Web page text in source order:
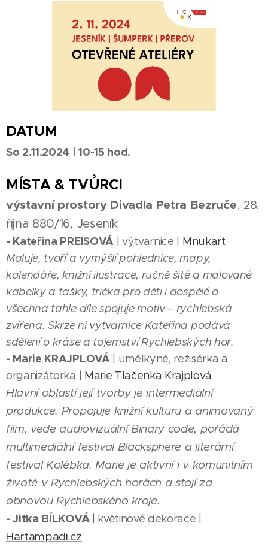
DATUM
So 2.11.2024 | 10-15 hod.
MÍSTA & TVŮRCI
výstavní prostory Divadla Petra Bezruče, 28.
října 880/16, Jeseník
- Kateřina PREISOVÁ | výtvarnice | Mnukart
Maluje, tvoří a vymýšlí pohlednice, mapy,
kalendáře, knižní ilustrace, ručně šité a malované
kabelky a tašky, trička pro děti i dospělé a
všechna tahle díle spojuje motiv – rychlebská
zvířena. Skrze ni výtvarnice Kateřina podává
sdělení o kráse a tajemství Rychlebských hor.
- Marie KRAJPLOVÁ | umělkyně, režisérka a
organizátorka | Marie Tlačenka Krajplová
Hlavní oblastí její tvorby je intermediální
produkce. Propojuje knižní kulturu a animovaný
film, vede audiovizuální Binary code, pořádá
multimediální festival Blacksphere a literární
festival Kolébka. Marie je aktivní i v komunitním
životě v Rychlebských horách a stojí za
obnovou Rychlebského kroje.
- Jitka BÍLKOVÁ| květinové dekorace |
Hartampadi.cz